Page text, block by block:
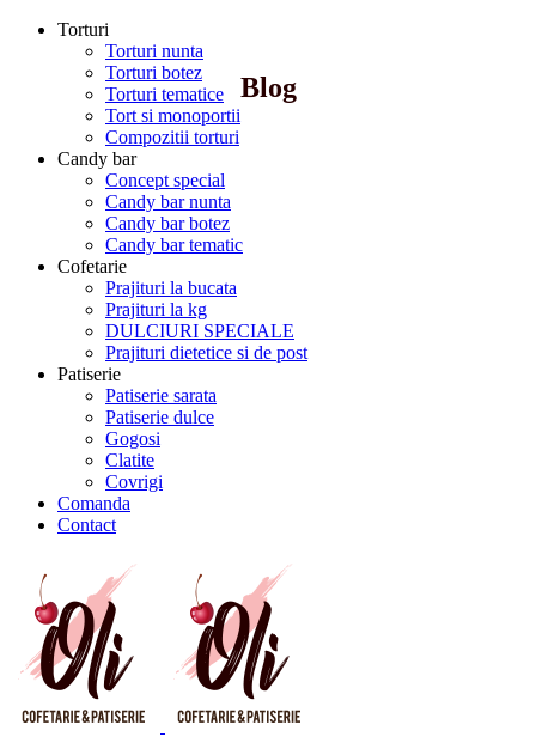
Torturi
Torturi nunta
Torturi botez
Torturi tematice
Tort si monoportii
Compozitii torturi
Candy bar
Concept special
Candy bar nunta
Candy bar botez
Candy bar tematic
Cofetarie
Prajituri la bucata
Prajituri la kg
DULCIURI SPECIALE
Prajituri dietetice si de post
Patiserie
Patiserie sarata
Patiserie dulce
Gogosi
Clatite
Covrigi
Comanda
Contact
Blog